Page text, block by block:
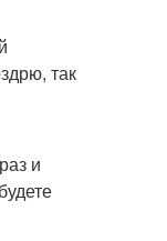
так
и